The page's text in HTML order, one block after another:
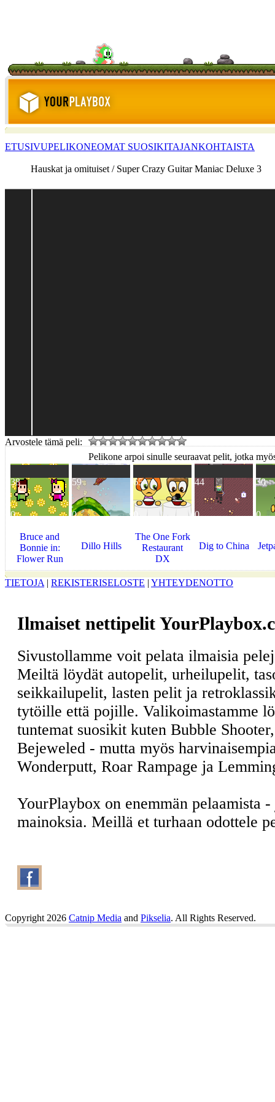
ETUSIVUPELIKONEOMAT SUOSIKITAJANKOHTAISTA
Hauskat ja omituiset / Super Crazy Guitar Maniac Deluxe 3
Arvostele tämä peli:
Pelikone arpoi sinulle seuraavat pelit, jotka
38
0
Bruce and
Bonnie in:
Flower Run
59
0
Dillo Hills
65
0
The One Fork
Restaurant
DX
44
0
Dig to China
30
0
TIETOJA | REKISTERISELOSTE | YHTEYDENOTTO
Ilmaiset nettipelit
Sivustollamme voit pelata ilmaisia
Meiltä löydät autopelit, urheilupelit,
seikkailupelit, lasten pelit ja
tytöille että pojille. Valikoimastamme
tuntemat suosikit kuten Bubble
Bejeweled - mutta myös
Wonderputt, Roar Rampage ja
YourPlaybox on enemmän pelaamista
mainoksia. Meillä et turhaan odottele
Copyright 2026 Catnip Media and Pikselia. All Rights Reserved.